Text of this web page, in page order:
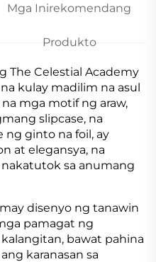
Mga Inirekomendang
Produkto
The Celestial Academy
kulay madilim na asul
mga motif ng araw,
slipcase, na
ng ginto na foil, ay
at elegansya, na
sa anumang
disenyo ng tanawin
pamagat ng
bawat pahina
karanasan sa